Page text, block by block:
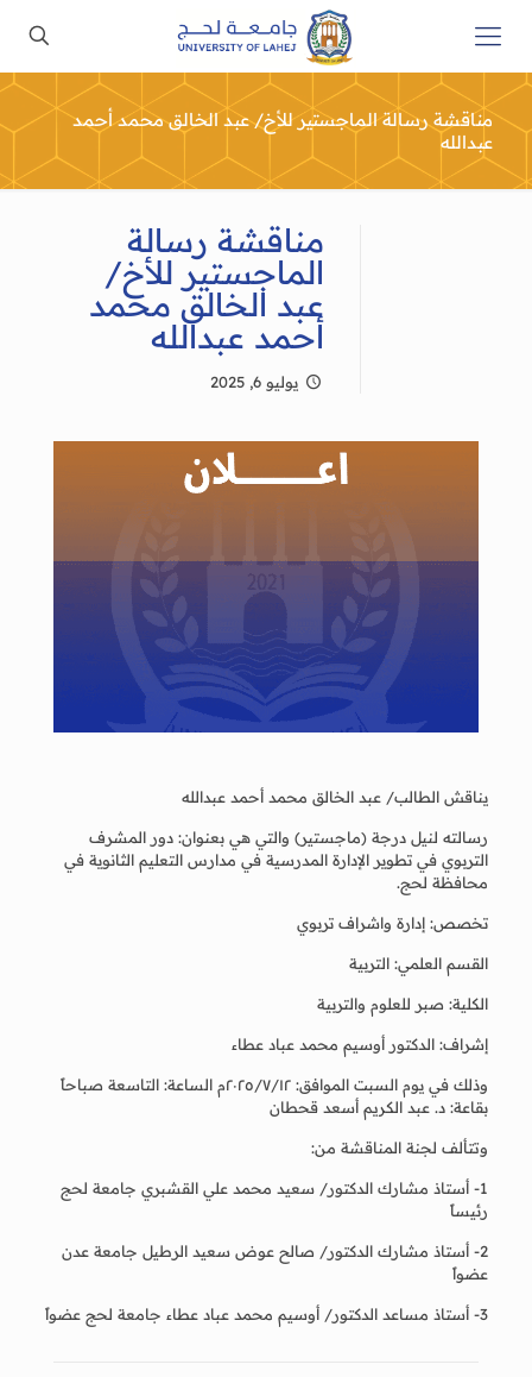
مناقشة رسالة الماجستير للأخ/ عبد الخالق محمد أحمد
عبدالله
مناقشة رسالة
الماجستير للأخ/
عبد الخالق محمد
أحمد عبدالله
يوليو 6, 2025
يناقش الطالب/ عبد الخالق محمد أحمد عبدالله
رسالته لنيل درجة (ماجستير) والتي هي بعنوان: دور المشرف
التربوي في تطوير الإدارة المدرسية في مدارس التعليم الثانوية في
محافظة لحج.
تخصص: إدارة واشراف تربوي
القسم العلمي: التربية
الكلية: صبر للعلوم والتربية
إشراف: الدكتور أوسيم محمد عباد عطاء
وذلك في يوم السبت الموافق: ٢٠٢٥/٧/١٢م الساعة: التاسعة صباحاً
بقاعة: د. عبد الكريم أسعد قحطان
وتتألف لجنة المناقشة من:
1- أستاذ مشارك الدكتور/ سعيد محمد علي القشبري جامعة لحج
رئيساً
2- أستاذ مشارك الدكتور/ صالح عوض سعيد الرطيل جامعة عدن
عضواً
3- أستاذ مساعد الدكتور/ أوسيم محمد عباد عطاء جامعة لحج عضواً